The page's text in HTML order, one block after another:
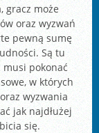
gracz może
oraz wyzwań
pewną sumę
Są tu
pokonać
w których
wyzwania
jak najdłużej
się.